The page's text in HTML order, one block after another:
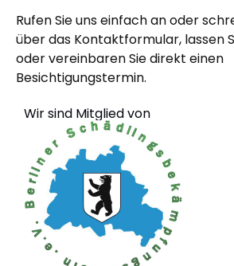
Rufen Sie uns einfach an oder
über das Kontaktformular, lassen
oder vereinbaren Sie direkt einen
Besichtigungstermin.
Wir sind Mitglied von